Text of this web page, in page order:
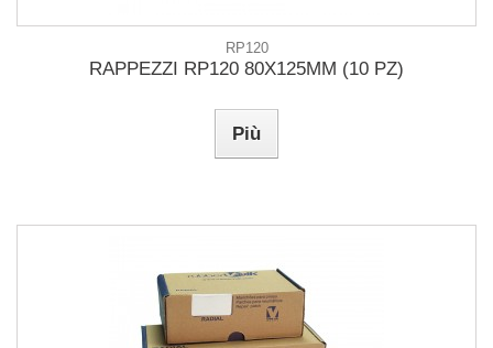
RP120
RAPPEZZI RP120 80X125MM (10 PZ)
Più